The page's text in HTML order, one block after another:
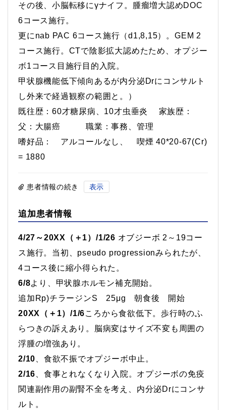
その後、小脳転移にγナイフ。腫瘤増大認めDOC
6コース施行。
更にnab PAC 6コース施行（d1,8,15）。GEM 2
コース施行。CTで陰影拡大認めたため、オプジー
ボ1コース目施行目的入院。
甲状腺機能低下傾向あるが内分泌Drにコンサルト
し外来で経過観察の範囲と。）
既往歴：60才糖尿病、10才虫垂炎 家族歴：
父：大腸癌 職業：事務、管理
嗜好品： アルコールなし、 喫煙 40*20-67(Cr)
= 1880
患者情報の続き 表示
追加患者情報
4/27～20XX（＋1）/1/26 オブジーボ 2～19コー
ス施行。当初、pseudo progressionみられたが、
4コース後に縮小得られた。
6/8より、甲状腺ホルモン補充開始。
追加Rp)チラージンS 25μg 朝食後 開始
20XX（＋1）/1/6ころから食欲低下。歩行時のふ
らつきの訴えあり。脳病変はサイズ不変も周囲の
浮腫の増強あり。
2/10 、食欲不振でオプジーボ中止。
2/16 、食事とれなくなり入院。オプジーボの免疫
関連副作用の副腎不全を考え、内分泌Drにコンサ
ルト。